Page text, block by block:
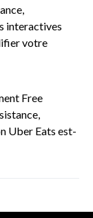
interactives
votre
Free
Uber Eats est-